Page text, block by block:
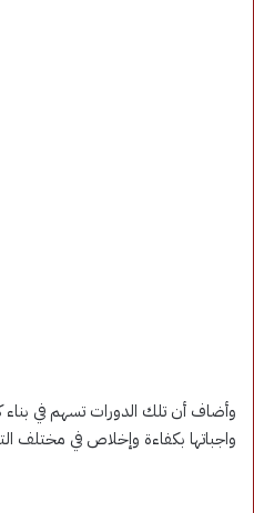
وأضاف أن تلك الدورات تسهم في بناء
واجباتها بكفاءة وإخلاص في مختلف